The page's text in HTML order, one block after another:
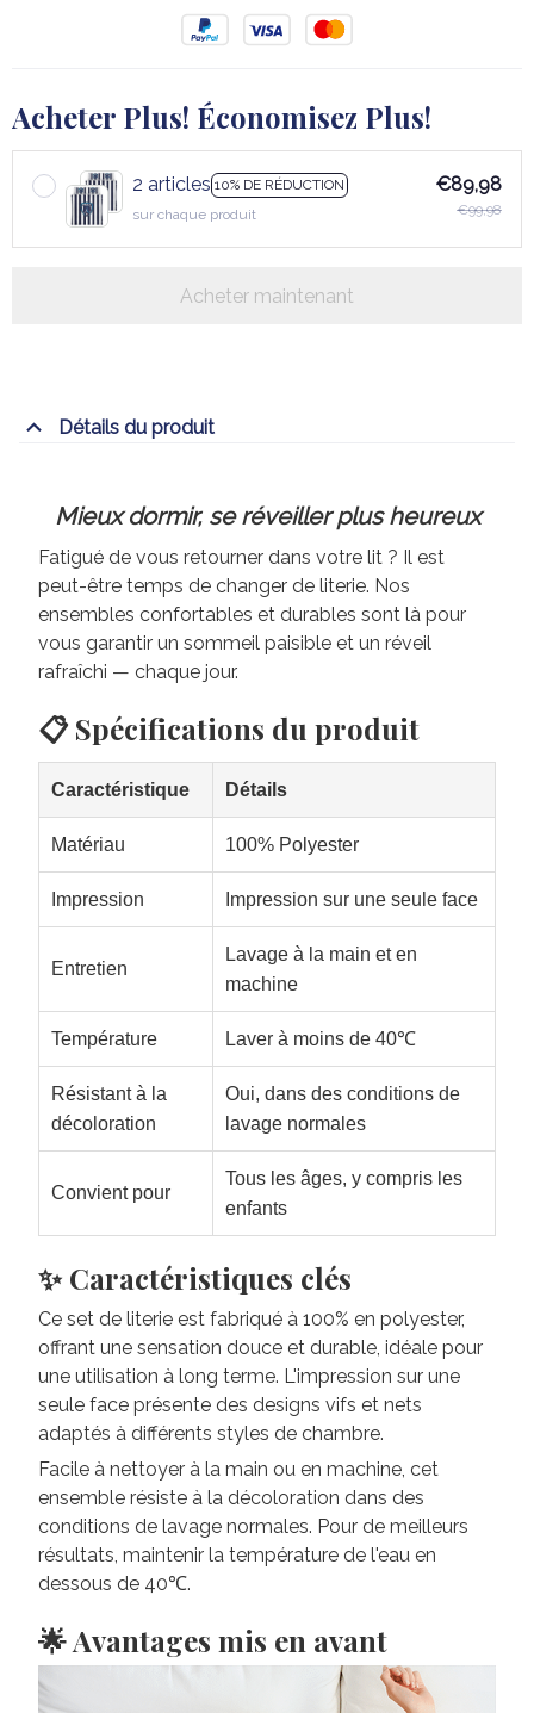
Acheter Plus! Économisez Plus!
2 articles 10% DE RÉDUCTION
sur chaque produit
€89,98
€99,98
Acheter maintenant
Détails du produit
Mieux dormir, se réveiller plus heureux
Fatigué de vous retourner dans votre lit ? Il est
peut-être temps de changer de literie. Nos
ensembles confortables et durables sont là pour
vous garantir un sommeil paisible et un réveil
rafraîchi — chaque jour.
📋 Spécifications du produit
Caractéristique Détails
Matériau 100% Polyester
Impression Impression sur une seule face
Entretien
Lavage à la main et en
machine
Température Laver à moins de 40℃
Résistant à la
décoloration
Oui, dans des conditions de
lavage normales
Convient pour
Tous les âges, y compris les
enfants
✨ Caractéristiques clés
Ce set de literie est fabriqué à 100% en polyester,
offrant une sensation douce et durable, idéale pour
une utilisation à long terme. L'impression sur une
seule face présente des designs vifs et nets
adaptés à différents styles de chambre.
Facile à nettoyer à la main ou en machine, cet
ensemble résiste à la décoloration dans des
conditions de lavage normales. Pour de meilleurs
résultats, maintenir la température de l'eau en
dessous de 40℃.
🌟 Avantages mis en avant